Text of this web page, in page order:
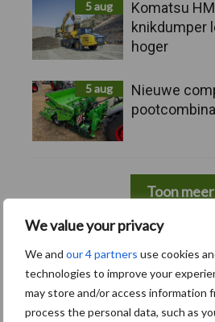
We value your privacy
We and our 4 partners use cookies
technologies to improve your
may store and/or access information
process the personal data, such as
5 aug
Komatsu
knikdumper
hoger
5 aug
Nieuwe
Toon meer